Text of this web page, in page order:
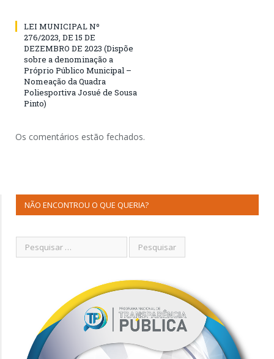
LEI MUNICIPAL Nº
276/2023, DE 15 DE
DEZEMBRO DE 2023 (Dispõe
sobre a denominação a
Próprio Público Municipal –
Nomeação da Quadra
Poliesportiva Josué de Sousa
Pinto)
Os comentários estão fechados.
NÃO ENCONTROU O QUE QUERIA?